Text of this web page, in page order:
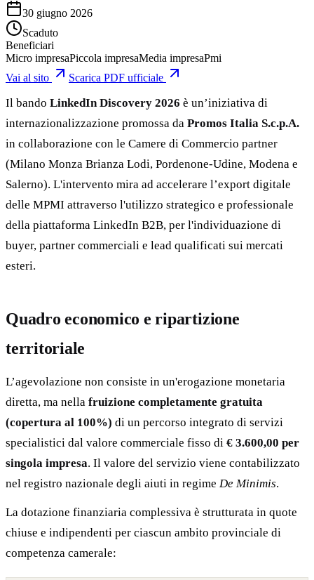
30 giugno 2026
Scaduto
Beneficiari
Micro impresaPiccola impresaMedia impresaPmi
Vai al sito
Scarica PDF ufficiale
Il bando LinkedIn Discovery 2026 è un’iniziativa di
internazionalizzazione promossa da Promos Italia S.c.p.A.
in collaborazione con le Camere di Commercio partner
(Milano Monza Brianza Lodi, Pordenone-Udine, Modena e
Salerno). L'intervento mira ad accelerare l’export digitale
delle MPMI attraverso l'utilizzo strategico e professionale
della piattaforma LinkedIn B2B, per l'individuazione di
buyer, partner commerciali e lead qualificati sui mercati
esteri.
Quadro economico e ripartizione
territoriale
L’agevolazione non consiste in un'erogazione monetaria
diretta, ma nella fruizione completamente gratuita
(copertura al 100%) di un percorso integrato di servizi
specialistici dal valore commerciale fisso di € 3.600,00 per
singola impresa. Il valore del servizio viene contabilizzato
nel registro nazionale degli aiuti in regime De Minimis.
La dotazione finanziaria complessiva è strutturata in quote
chiuse e indipendenti per ciascun ambito provinciale di
competenza camerale: